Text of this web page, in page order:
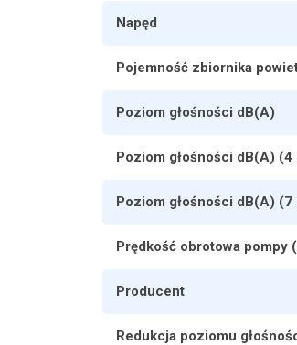
Napęd
Pojemność zbiornika
Poziom głośności dB(A)
Poziom głośności dB(A) (4
Poziom głośności dB(A) (7
Prędkość obrotowa pompy
Producent
Redukcja poziomu